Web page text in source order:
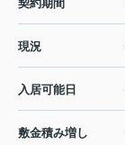
契約期間
現況
入居可能日
敷金積み増し